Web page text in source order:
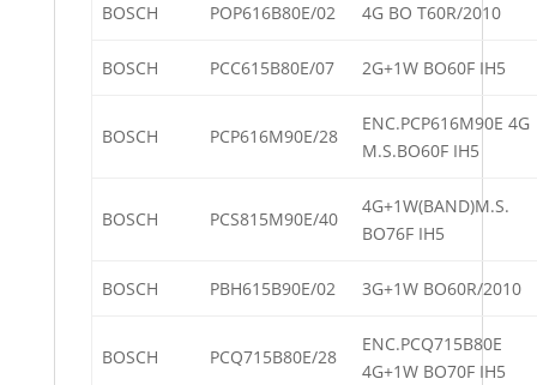
BOSCH POP616B80E/02 4G BO T60R/2010
BOSCH PCC615B80E/07 2G+1W BO60F IH5
BOSCH PCP616M90E/28
ENC.PCP616M90E 4G
M.S.BO60F IH5
BOSCH PCS815M90E/40
4G+1W(BAND)M.S.
BO76F IH5
BOSCH PBH615B90E/02 3G+1W BO60R/2010
BOSCH PCQ715B80E/28
ENC.PCQ715B80E
4G+1W BO70F IH5